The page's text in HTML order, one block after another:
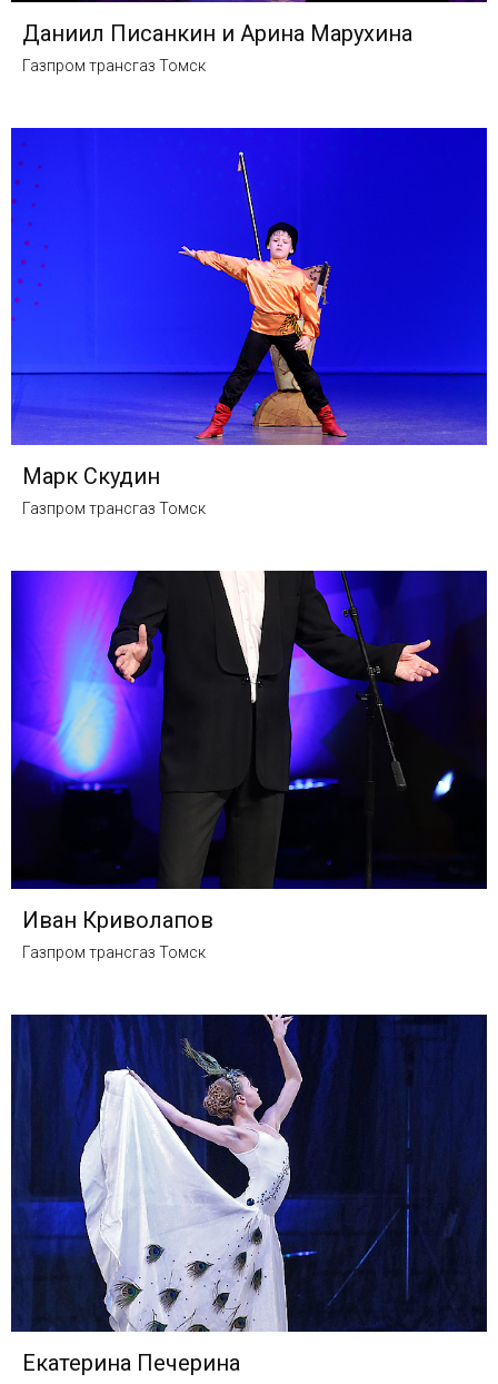
Даниил Писанкин и Арина Марухина
Газпром трансгаз Томск
Марк Скудин
Газпром трансгаз Томск
Иван Криволапов
Газпром трансгаз Томск
Екатерина Печерина